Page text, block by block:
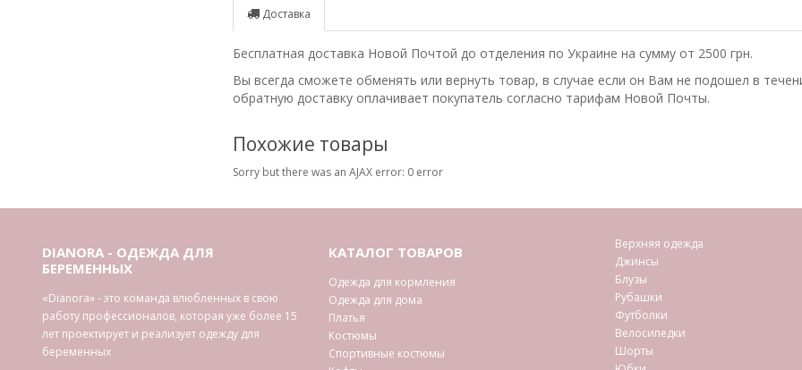
Доставка
Бесплатная доставка Новой Почтой до отделения по Украине на сумму от 2500 грн.
Вы всегда сможете обменять или вернуть товар, в случае если он Вам не подошел в
обратную доставку оплачивает покупатель согласно тарифам Новой Почты.
Похожие товары
Sorry but there was an AJAX error: 0 error
DIANORA - ОДЕЖДА ДЛЯ
БЕРЕМЕННЫХ
«Dianora» - это команда влюбленных в свою
работу профессионалов, которая уже более 15
лет проектирует и реализует одежду для
беременных
КАТАЛОГ ТОВАРОВ
Одежда для кормления
Одежда для дома
Платья
Костюмы
Спортивные костюмы
Верхняя одежда
Джинсы
Блузы
Рубашки
Футболки
Велосипедки
Шорты